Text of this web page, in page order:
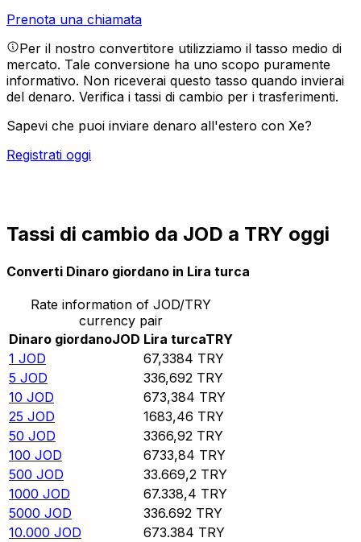
Prenota una chiamata
Per il nostro convertitore utilizziamo il tasso medio di
mercato. Tale conversione ha uno scopo puramente
informativo. Non riceverai questo tasso quando invierai
del denaro. Verifica i tassi di cambio per i trasferimenti.
Sapevi che puoi inviare denaro all'estero con Xe?
Registrati oggi
Tassi di cambio da JOD a TRY oggi
Converti Dinaro giordano in Lira turca
Rate information of JOD/TRY
currency pair
Dinaro giordanoJOD Lira turcaTRY
1 JOD 67,3384 TRY
5 JOD 336,692 TRY
10 JOD 673,384 TRY
25 JOD 1683,46 TRY
50 JOD 3366,92 TRY
100 JOD 6733,84 TRY
500 JOD 33.669,2 TRY
1000 JOD 67.338,4 TRY
5000 JOD 336.692 TRY
10.000 JOD 673.384 TRY